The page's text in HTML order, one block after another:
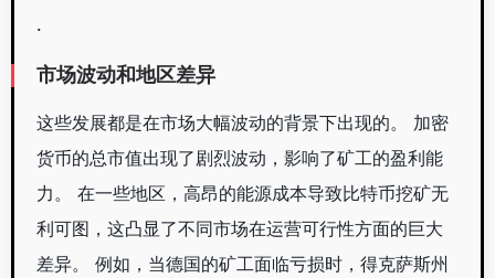
.
市场波动和地区差异
这些发展都是在市场大幅波动的背景下出现的。 加密
货币的总市值出现了剧烈波动，影响了矿工的盈利能
力。 在一些地区，高昂的能源成本导致比特币挖矿无
利可图，这凸显了不同市场在运营可行性方面的巨大
差异。 例如，当德国的矿工面临亏损时，得克萨斯州